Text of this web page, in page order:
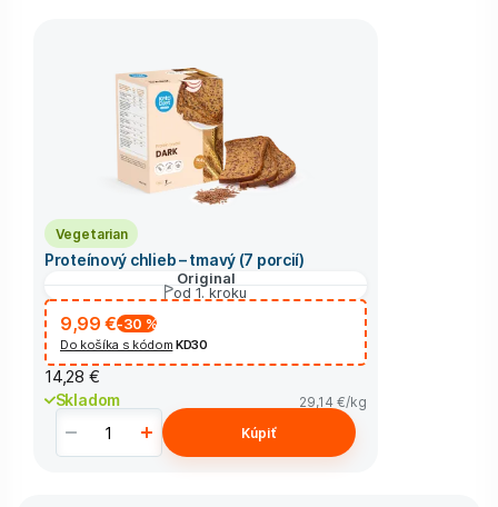
Vegetarian
Proteínový chlieb – tmavý (7 porcií)
Original
od 1. kroku
9,99 €-30 %
Do košíka s kódom KD30
14,28 €
Skladom 29,14 €/kg
Kúpiť